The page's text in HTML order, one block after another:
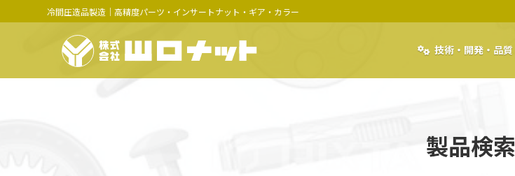
ン
ツ
ビ
シ
冷間圧造品製造｜高精度パーツ・インサートナット・ギア・カラー
技術・開発・品質
製品検索